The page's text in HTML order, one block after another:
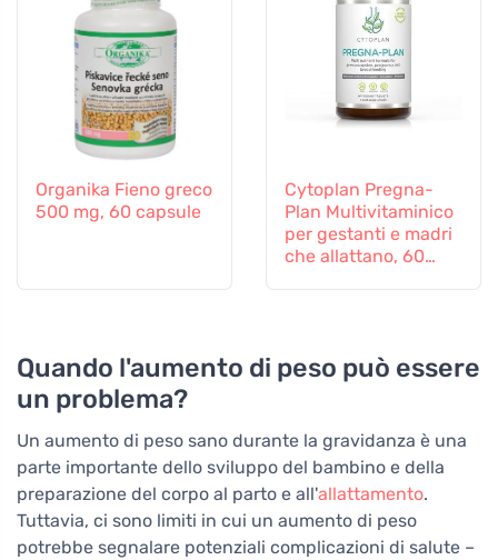
Organika Fieno greco
500 mg, 60 capsule
Cytoplan Pregna-
Plan Multivitaminico
per gestanti e madri
che allattano, 60
Quando l'aumento di peso può essere
un problema?
Un aumento di peso sano durante la gravidanza è una
parte importante dello sviluppo del bambino e della
preparazione del corpo al parto e all'allattamento.
Tuttavia, ci sono limiti in cui un aumento di peso
potrebbe segnalare potenziali complicazioni di salute –